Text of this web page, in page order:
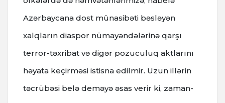
Azərbaycana dost münasibəti bəsləyən
xalqların diaspor nümayəndələrinə qarşı
terror-təxribat və digər pozuculuq aktlarını
həyata keçirməsi istisna edilmir. Uzun illərin
təcrübəsi belə deməyə əsas verir ki, zaman-